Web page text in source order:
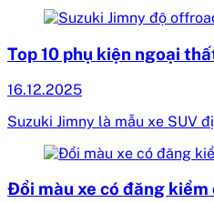
Top 10 phụ kiện ngoại
16.12.2025
Suzuki Jimny là mẫu xe SUV
Đổi màu xe có đăng